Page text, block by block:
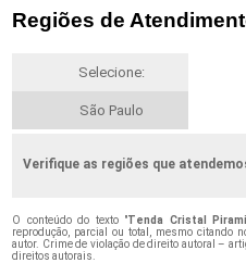
Regiões de
Selecione:
São Paulo
Verifique as regiões que
O conteúdo do texto "Tenda Cristal
reprodução, parcial ou total, mesmo citando
autor. Crime de violação de direito autoral –
direitos autorais